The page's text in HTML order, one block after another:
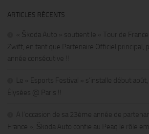
ARTICLES RÉCENTS
« Škoda Auto » soutient le « Tour de
Zwift, en tant que Partenaire Officiel principal,
année consécutive !!
Le « Esports Festival » s’installe début
Élysées @ Paris !!
A l’occasion de sa 23ème année de
France », Škoda Auto confie au Peaq le rôle